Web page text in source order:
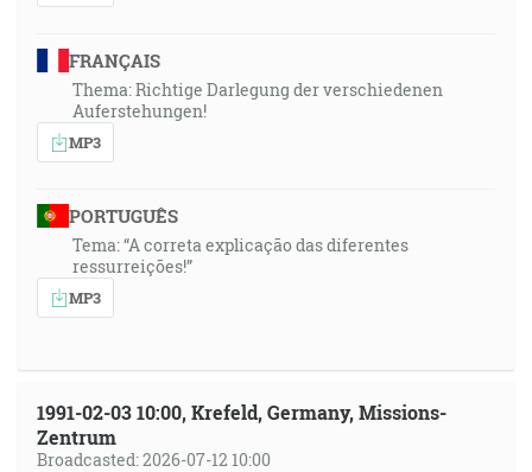
FRANÇAIS
Thema: Richtige Darlegung der verschiedenen
Auferstehungen!
MP3
PORTUGUÊS
Tema: “A correta explicação das diferentes
ressurreições!”
MP3
1991-02-03 10:00, Krefeld, Germany, Missions-
Zentrum
Broadcasted: 2026-07-12 10:00